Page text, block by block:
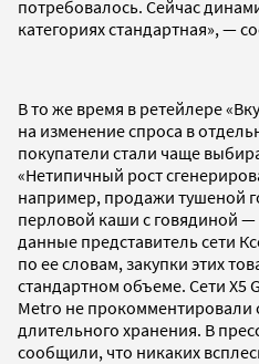
потребовалось. Сейчас
категориях стандартная», —
В то же время в ретейлере
на изменение спроса в
покупатели стали чаще
«Нетипичный рост
например, продажи тушеной
перловой каши с говядиной
данные представитель сети
по ее словам, закупки этих
стандартном объеме. Сети X5
Metro не прокомментировали
длительного хранения. В
сообщили, что никаких